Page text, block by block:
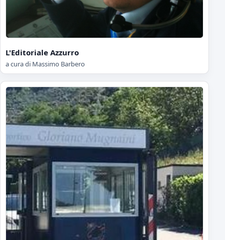
L'Editoriale Azzurro
a cura di Massimo Barbero